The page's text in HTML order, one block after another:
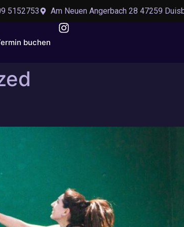
5152753 Am Neuen Angerbach 28 47259
buchen